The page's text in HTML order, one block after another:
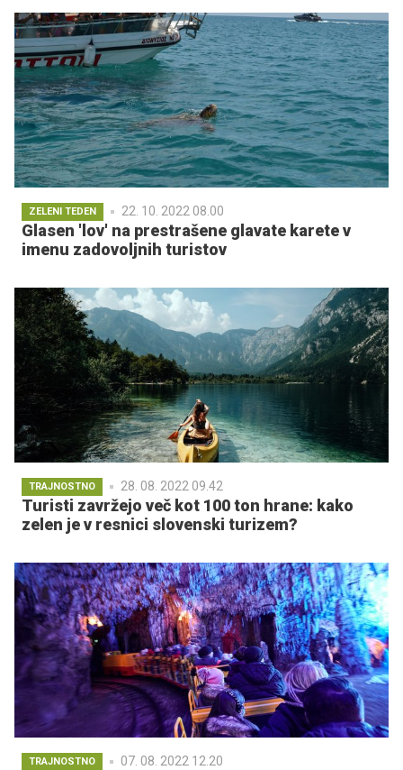
ZELENI TEDEN 22. 10. 2022 08.00
Glasen 'lov' na prestrašene glavate karete v
imenu zadovoljnih turistov
TRAJNOSTNO 28. 08. 2022 09.42
Turisti zavržejo več kot 100 ton hrane: kako
zelen je v resnici slovenski turizem?
TRAJNOSTNO 07. 08. 2022 12.20